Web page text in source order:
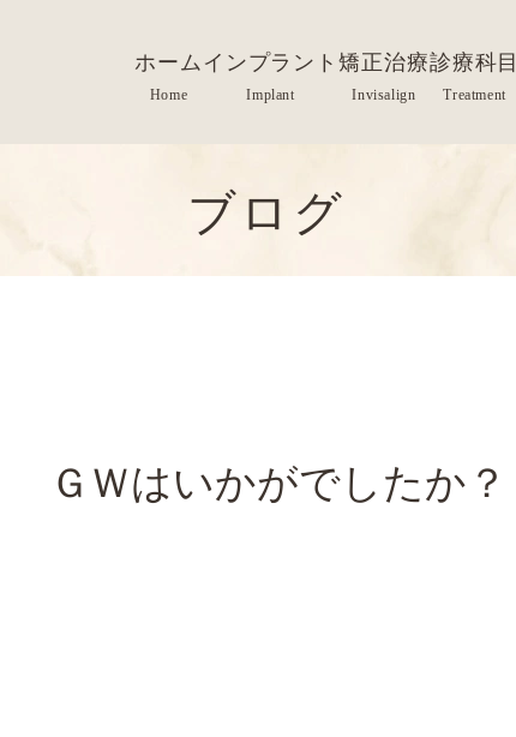
ホーム インプラント矯正治療診療科目
ブログ
ＧＷはいかがでしたか？